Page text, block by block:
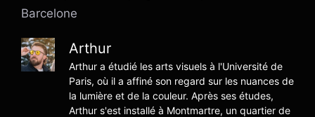
Barcelone
Arthur
Arthur a étudié les arts visuels à l'Université de
Paris, où il a affiné son regard sur les nuances de
la lumière et de la couleur. Après ses études,
Arthur s'est installé à Montmartre, un quartier de